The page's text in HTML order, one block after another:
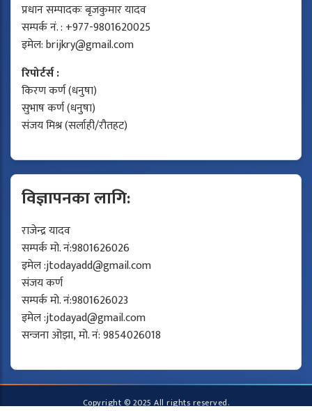
प्रधान सम्पादकः बृजकुमार यादव
सम्पर्क नं. : +977-9801620025
इमेल:brijkry@gmail.com
रिपोर्टर्स :
किरण कर्ण (धनुषा)
सुभाष कर्ण (धनुषा)
संजय मिश्र (सर्लाही/रौतहट)
विज्ञापनका लागि:
राजेन्द्र यादव
सम्पर्क मो. नं:9801626026
इमेल :jtodayadd@gmail.com
संजय कर्ण
सम्पर्क मो. नं:9801626023
इमेल :jtodayad@gmail.com
सन्जना ओझा, मो. नं: 9854026018
Copyright © 2025 All rights reserved.